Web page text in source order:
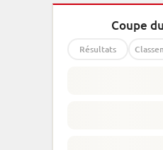
Coupe
Résultats